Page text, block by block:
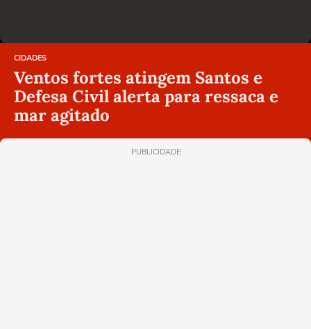
CIDADES
Ventos fortes atingem Santos e
Defesa Civil alerta para ressaca e
mar agitado
PUBLICIDADE